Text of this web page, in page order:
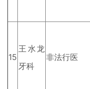
15
王水龙
牙科
非法行医